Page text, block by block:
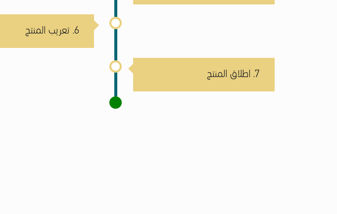
6. تعريب المنتج
7. اطلاق المنتج